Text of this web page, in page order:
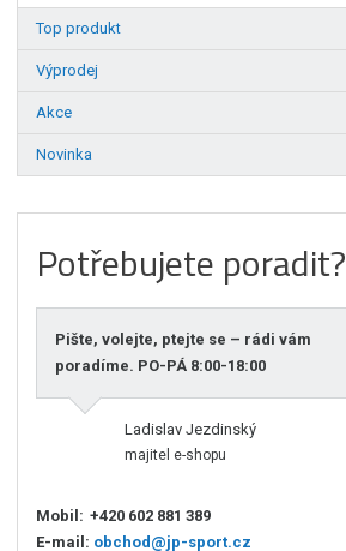
Top produkt
Výprodej
Akce
Novinka
Potřebujete poradit?
Pište, volejte, ptejte se – rádi vám
poradíme. PO-PÁ 8:00-18:00
Ladislav Jezdinský
majitel e-shopu
Mobil: +420 602 881 389
E-mail: obchod@jp-sport.cz